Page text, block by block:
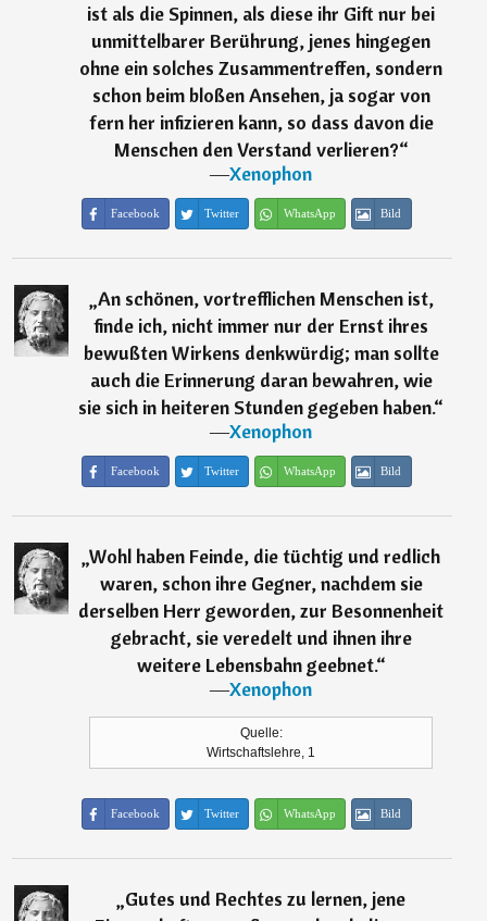
ist als die Spinnen, als diese ihr Gift nur bei
unmittelbarer Berührung, jenes hingegen
ohne ein solches Zusammentreffen, sondern
schon beim bloßen Ansehen, ja sogar von
fern her infizieren kann, so dass davon die
Menschen den Verstand verlieren?“
―Xenophon
Facebook Twitter WhatsApp Bild
„An schönen, vortrefflichen Menschen ist,
finde ich, nicht immer nur der Ernst ihres
bewußten Wirkens denkwürdig; man sollte
auch die Erinnerung daran bewahren, wie
sie sich in heiteren Stunden gegeben haben.“
―Xenophon
Facebook Twitter WhatsApp Bild
„Wohl haben Feinde, die tüchtig und redlich
waren, schon ihre Gegner, nachdem sie
derselben Herr geworden, zur Besonnenheit
gebracht, sie veredelt und ihnen ihre
weitere Lebensbahn geebnet.“
―Xenophon
Quelle:
Wirtschaftslehre, 1
Facebook Twitter WhatsApp Bild
„Gutes und Rechtes zu lernen, jene